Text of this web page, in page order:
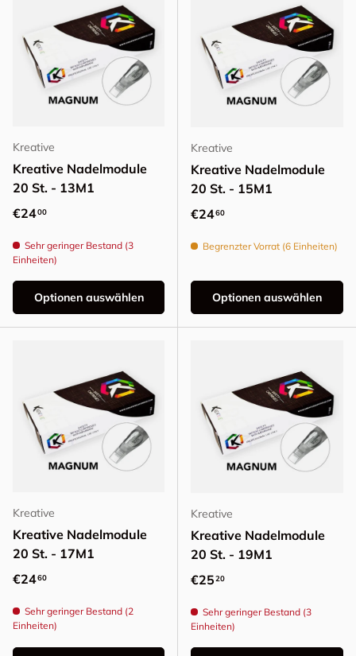
Kreative
Kreative Nadelmodule
20 St. - 13M1
Normaler Preis
€2400
Sehr geringer Bestand (3
Einheiten)
Optionen auswählen
Kreative
Kreative Nadelmodule
20 St. - 15M1
Normaler Preis
€2460
Begrenzter Vorrat (6 Einheiten)
Optionen auswählen
Kreative
Kreative Nadelmodule
20 St. - 17M1
Normaler Preis
€2460
Sehr geringer Bestand (2
Einheiten)
Kreative
Kreative Nadelmodule
20 St. - 19M1
Normaler Preis
€2520
Sehr geringer Bestand (3
Einheiten)